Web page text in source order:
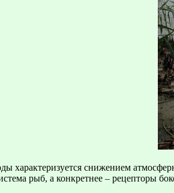
характеризуется снижением
рыб, а конкретнее – рецепторы